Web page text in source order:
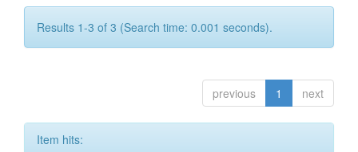
Results 1-3 of 3 (Search time: 0.001 seconds).
previous 1 next
Item hits: